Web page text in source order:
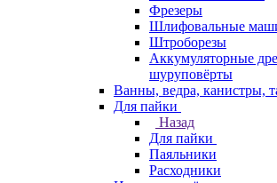
Фрезеры
Шлифовальные
Штроборезы
Аккумуляторные
шуруповёрты
Ванны, ведра, канистры,
Для пайки
Назад
Для пайки
Паяльники
Расходники